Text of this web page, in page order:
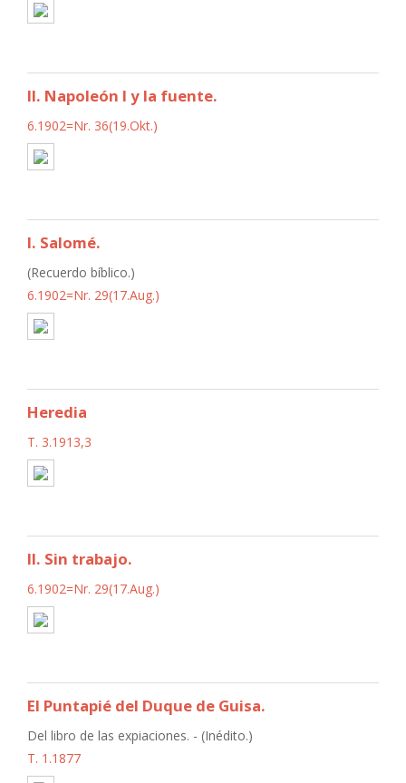
II. Napoleón I y la fuente.
6.1902=Nr. 36(19.Okt.)
I. Salomé.
(Recuerdo bíblico.)
6.1902=Nr. 29(17.Aug.)
Heredia
T. 3.1913,3
II. Sin trabajo.
6.1902=Nr. 29(17.Aug.)
El Puntapié del Duque de Guisa.
Del libro de las expiaciones. - (Inédito.)
T. 1.1877